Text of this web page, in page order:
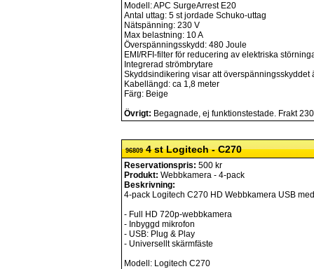
Modell: APC SurgeArrest E20
Antal uttag: 5 st jordade Schuko-uttag
Nätspänning: 230 V
Max belastning: 10 A
Överspänningsskydd: 480 Joule
EMI/RFI-filter för reducering av elektriska
Integrerad strömbrytare
Skyddsindikering visar att överspänningsskyddet
Kabellängd: ca 1,8 meter
Färg: Beige
Övrigt: Begagnade, ej funktionstestade. Frakt
968094 st Logitech - C270
Reservationspris: 500 kr
Produkt: Webbkamera - 4-pack
Beskrivning:
4-pack Logitech C270 HD Webbkamera USB
- Full HD 720p-webbkamera
- Inbyggd mikrofon
- USB: Plug & Play
- Universellt skärmfäste
Modell: Logitech C270